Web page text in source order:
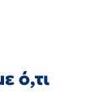
ό,τι